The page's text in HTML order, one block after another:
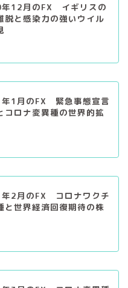
12月のFX イギリスの
脱と感染力の強いウイル
1月のFX 緊急事態宣言
コロナ変異種の世界的拡
2月のFX コロナワクチ
と世界経済回復期待の株